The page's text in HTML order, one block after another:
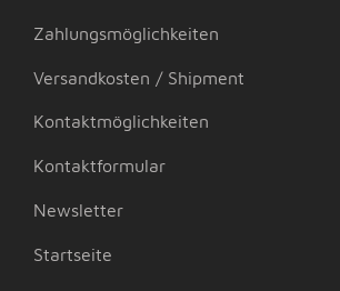
Zahlungsmöglichkeiten
Versandkosten / Shipment
Kontaktmöglichkeiten
Kontaktformular
Newsletter
Startseite